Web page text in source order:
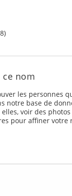
ce nom
les personnes
base de
voir des
pour affiner